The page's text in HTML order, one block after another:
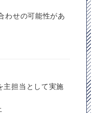
わせの可能性があ
主担当として実施